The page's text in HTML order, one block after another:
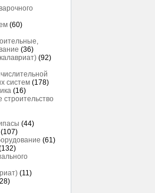
(60)
(36)
(92)
систем (178)
(16)
(44)
(107)
(61)
(11)